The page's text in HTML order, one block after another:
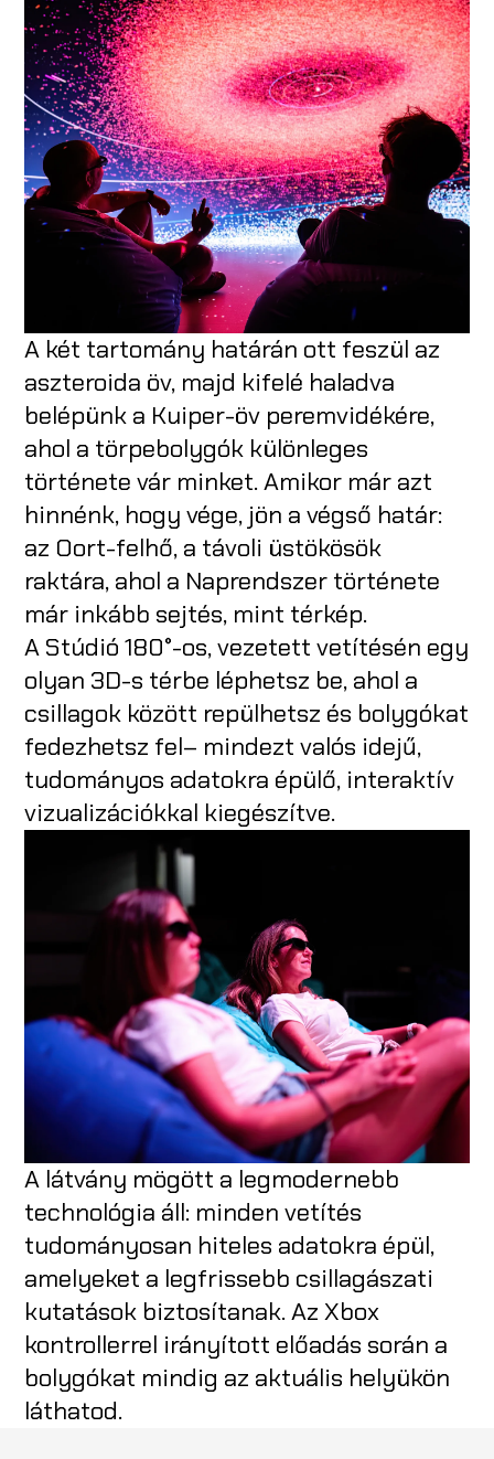
A két tartomány határán ott feszül az
aszteroida öv, majd kifelé haladva
belépünk a Kuiper-öv peremvidékére,
ahol a törpebolygók különleges
története vár minket. Amikor már azt
hinnénk, hogy vége, jön a végső határ:
az Oort-felhő, a távoli üstökösök
raktára, ahol a Naprendszer története
már inkább sejtés, mint térkép.
A Stúdió 180°-os, vezetett vetítésén egy
olyan 3D-s térbe léphetsz be, ahol a
csillagok között repülhetsz és bolygókat
fedezhetsz fel– mindezt valós idejű,
tudományos adatokra épülő, interaktív
vizualizációkkal kiegészítve.
A látvány mögött a legmodernebb
technológia áll: minden vetítés
tudományosan hiteles adatokra épül,
amelyeket a legfrissebb csillagászati
kutatások biztosítanak. Az Xbox
kontrollerrel irányított előadás során a
bolygókat mindig az aktuális helyükön
láthatod.